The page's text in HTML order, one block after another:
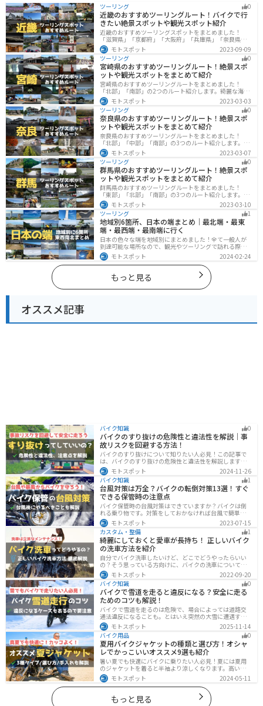
り、ゆかりの地を巡るのもおすすめです。
ツーリング 0
近畿のおすすめツーリングルート！バイクで行
きたい絶景スポットや観光スポット紹介
近畿のおすすめツーリングスポットをまとめました！
「滋賀県」「京都府」「大阪府」「兵庫県」「奈良県」
「和歌山」の各県の観光地紹介します。自然豊かな山々
や湖、温泉地が点在し、四季折々の景色を楽しめるスポ
ットが多数あります。バイクで近畿にツーリングに行く
際は参考にしてください。
モトスポット
2023-09-09
ツーリング
0
宮崎県のおすすめツーリングルート！絶景スポ
ットや観光スポットをまとめて紹介
宮崎県のおすすめツーリングルートをまとめました！
「北部」「南部」の2つのルート紹介します。綺麗な海岸
線が特徴的な海・自然豊かな山・趣のある神社を満喫す
るツーリングができます。バイクで宮崎県にツーリング
に行く際は参考にしてください。
モトスポット
2023-03-03
ツーリング
0
奈良県のおすすめツーリングルート！絶景スポ
ットや観光スポットをまとめて紹介
奈良県のおすすめツーリングルートをまとめました！
「北部」「中部」「南部」の3つのルート紹介します。歴
史のある神社寺院が多数あり、自然豊かや山々、グルメ
を満喫するツーリングができます。バイクで奈良県にツ
ーリングに行く際は参考にしてください。
モトスポット
2023-03-07
ツーリング
0
群馬県のおすすめツーリングルート！絶景スポ
ットや観光スポットをまとめて紹介
群馬県のおすすめツーリングルートをまとめました！
「東部」「北部」「南部」の3つのルート紹介します。草
津温泉や伊香保温泉など全国でも有名な温泉や豊かな自
然を満喫するツーリングができます。バイクで群馬県に
ツーリングに行く際は参考にしてください。
モトスポット
2023-03-10
ツーリング
1
地域別6箇所、日本の端まとめ｜最北端・最東
端・最西端・最南端に行く
日本の色々な端を地域別にまとめました！全て一般人が
到達可能な場所なので、観光やツーリングで訪れる際の
参考にしてください。
モトスポット 2024-02-24
もっと見る
オススメ記事
バイク知識 0
バイクのすり抜けの危険性と違法性を解説｜事
故リスクを回避する方法！
バイクのすり抜けについて知りたい人必見！この記事で
は、バイクのすり抜けの危険性と違法性を解説します。
実は、すり抜けによる事故のリスクは想像以上に高いで
す。記事を参考にすり抜けのリスクを理解し、安全運転
に努めましょう。
モトスポット
2024-11-26
バイク知識
1
台風対策は万全？バイクの転倒対策13選！すぐ
できる保管時の注意点
バイク保管時の台風対策はできていますか？バイクは倒
れる乗り物です。対策をしておかなければ台風で簡単に
倒れてしまいます。大切な愛車に傷がつく前にしっかり
と対策しておきましょう。初心者でも簡単にできる台風
対策を紹介します。台風後にやるべきこともまとめてあ
るので、参考にしてください。
モトスポット
2023-07-15
カスタム・整備
1
綺麗にしておくと愛車が長持ち！ 正しいバイク
の洗車方法を紹介
自分でバイク洗車したいけど、どこでどうやったらいい
の？そう思っている方向けに、バイクの洗車について徹
底的にまとめました。バイク洗車ができる場所から洗車
手順まで全て解説します。正しい洗車方法は身につける
ことでバイクのメンテナンスにもなります。
モトスポット
2022-09-20
バイク知識
0
バイクで雪道を走ると違反になる？安全に走る
ためのコツも解説！
バイクで雪道を走るのは危険で、場合によっては道路交
通法違反になることも。とはいえ突然の大雪に遭遇する
こともあります。この記事では、雪道で転倒しないため
の走り方のコツや滑り止め対策、雪道に強いバイクの特
徴まで詳しく解説します。
モトスポット
2025-11-14
バイク用品
0
夏用バイクジャケットの種類と選び方！オシャ
レでかっこいいオススメ9選も紹介
暑い夏でも快適にバイクに乗りたい人必見！夏には夏用
のジャケットを着ると半袖より涼しくなります。高い透
湿性のフルメッシュ素材やハーフメッシュはもちろん、
デザイン性に優れたテキスタイルジャケットもあるの
で、カッコよくバイクに乗りたい人でも使える装備があ
ります。
モトスポット 2024-05-11
もっと見る